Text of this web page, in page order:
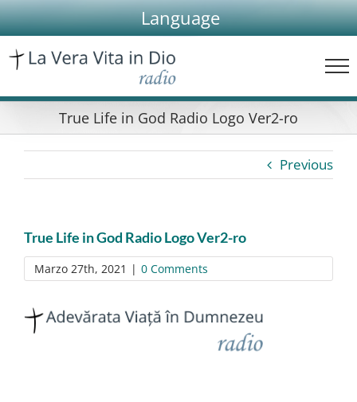
Skip
to
content
Language
True Life in God Radio Logo Ver2-ro
Previous
True Life in God Radio Logo Ver2-ro
Marzo 27th, 2021 | 0 Comments